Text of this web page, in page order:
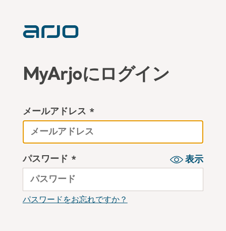
MyArjoにログイン
メールアドレス *
パスワード * 表示
パスワードをお忘れですか？